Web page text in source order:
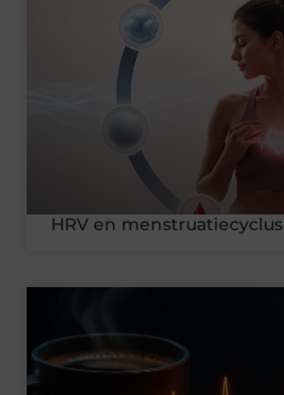
HRV en menstruatiecyclus